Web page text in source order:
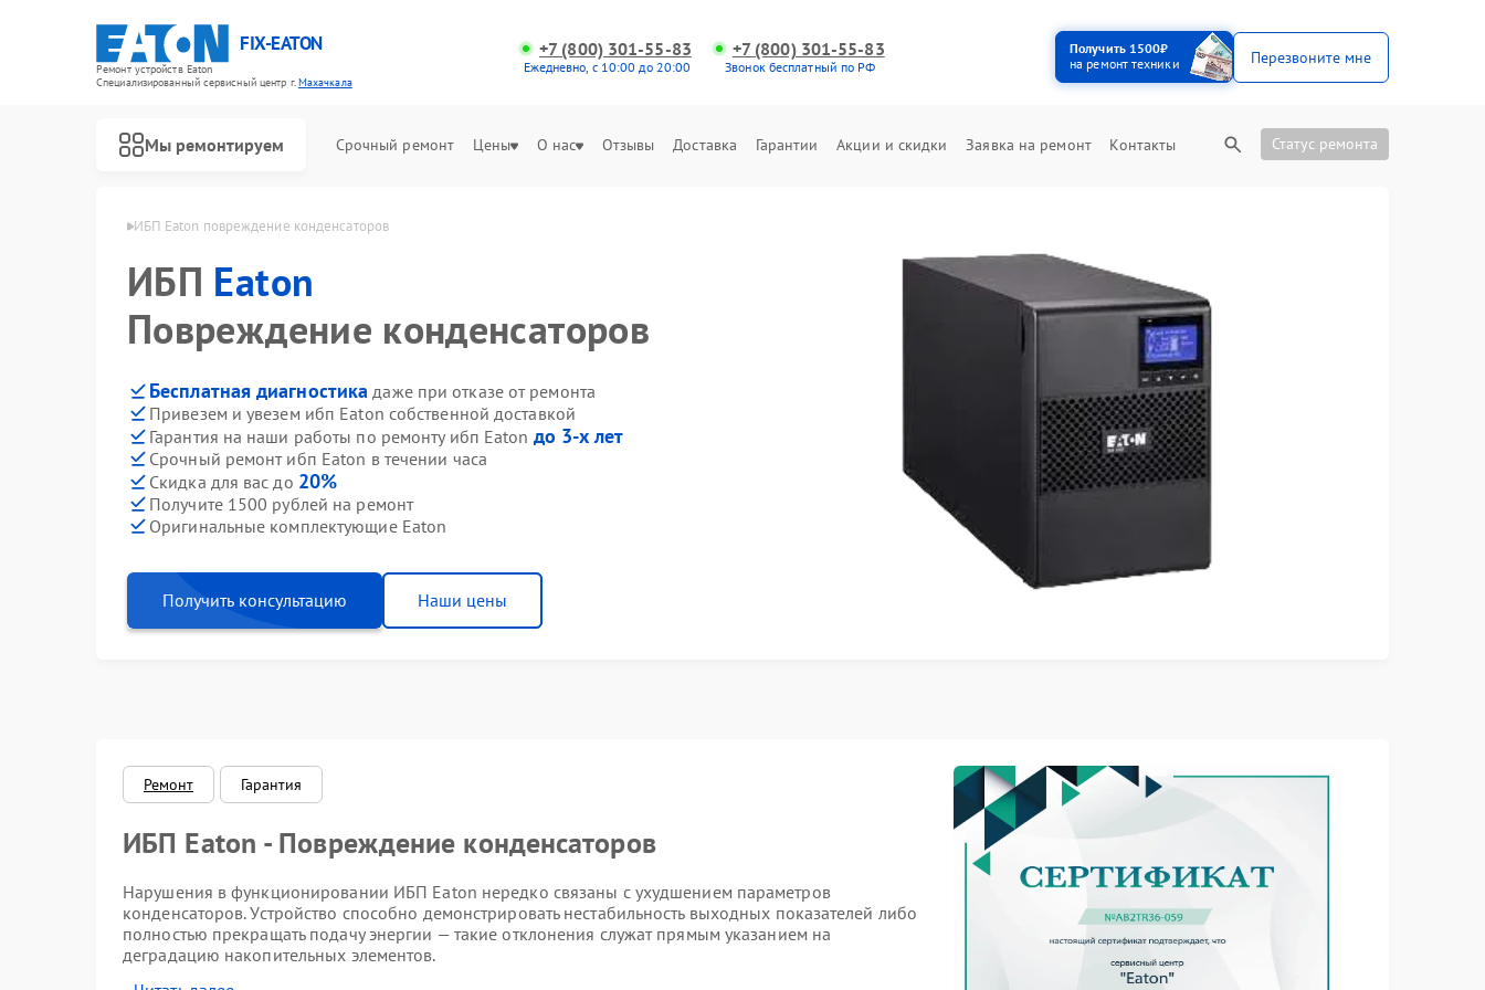
FIX-EATON
Ремонт устройств Eaton
Специализированный cервисный центр г.Махачкала
+7 (800) 301-55-83
Ежедневно, с 10:00 до 20:00
+7 (800) 301-55-83
Звонок бесплатный по РФ
Получить 1500₽
на ремонт техники
Перезвоните мне
Мы ремонтируем Срочный ремонт Цены О нас Отзывы Доставка Гарантии Акции и скидки Заявка на ремонт Контакты Статус ремонта
ИБП Eaton повреждение конденсаторов
ИБП Eaton
Повреждение конденсаторов
Бесплатная диагностика даже при отказе от ремонта
Привезем и увезем ибп Eaton собственной доставкой
Гарантия на наши работы по ремонту ибп Eaton до 3-х лет
Срочный ремонт ибп Eaton в течении часа
Скидка для вас до 20%
Получите 1500 рублей на ремонт
Оригинальные комплектующие Eaton
Получить консультацию Наши цены
Ремонт Гарантия
ИБП Eaton - Повреждение конденсаторов
Нарушения в функционировании ИБП Eaton нередко связаны с ухудшением параметров
конденсаторов. Устройство способно демонстрировать нестабильность выходных показателей либо
полностью прекращать подачу энергии — такие отклонения служат прямым указанием на
деградацию накопительных элементов.